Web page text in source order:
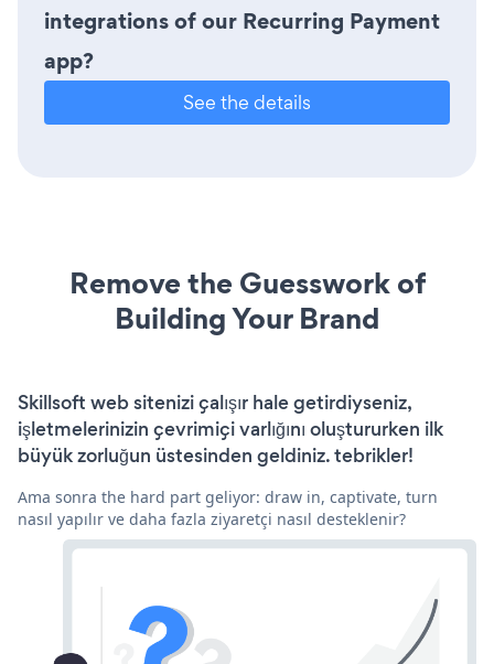
integrations of our Recurring Payment
app?
See the details
Remove the Guesswork of
Building Your Brand
Skillsoft web sitenizi çalışır hale getirdiyseniz,
işletmelerinizin çevrimiçi varlığını oluştururken ilk
büyük zorluğun üstesinden geldiniz. tebrikler!
Ama sonra the hard part geliyor: draw in, captivate, turn
nasıl yapılır ve daha fazla ziyaretçi nasıl desteklenir?